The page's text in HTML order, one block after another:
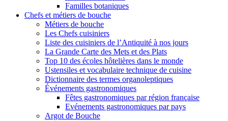
Familles botaniques
Chefs et métiers de bouche
Métiers de bouche
Les Chefs cuisiniers
Liste des cuisiniers de l’Antiquité à nos jours
La Grande Carte des Mets et des Plats
Top 10 des écoles hôtelières dans le monde
Ustensiles et vocabulaire technique de cuisine
Dictionnaire des termes organoleptiques
Événements gastronomiques
Fêtes gastronomiques par région française
Evénements gastronomiques par pays
Argot de Bouche